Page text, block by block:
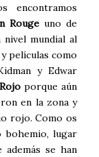
encontramos
Rouge uno de
mundial al
películas como
y Edwar
porque aún
en la zona y
rojo. Como os
bohemio, lugar
se han